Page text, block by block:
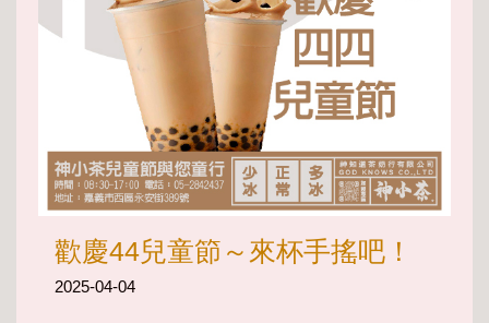
歡慶44兒童節～來杯手搖吧！
2025-04-04